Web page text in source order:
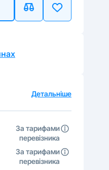
Детальніше
За тарифами
перевізника
За тарифами
перевізника